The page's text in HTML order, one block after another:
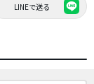
LINEで送る